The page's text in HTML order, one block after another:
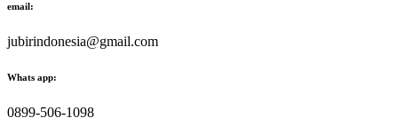
email:
jubirindonesia@gmail.com
Whats app:
0899-506-1098